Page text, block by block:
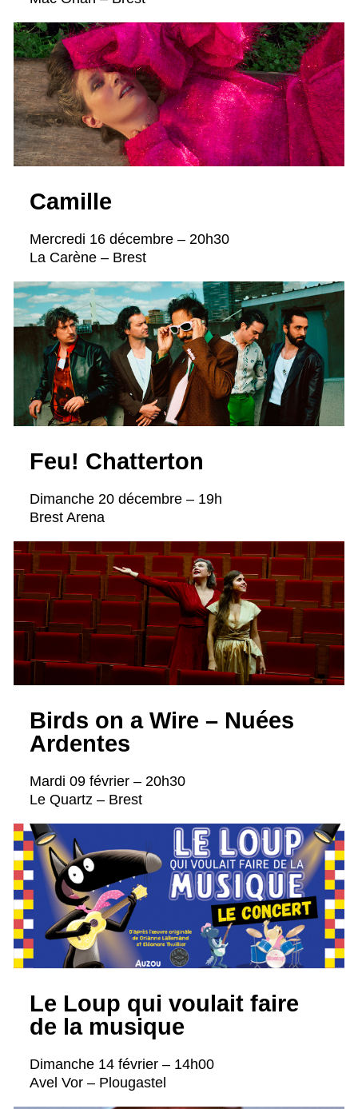
Camille
Mercredi 16 décembre – 20h30
La Carène – Brest
Feu! Chatterton
Dimanche 20 décembre – 19h
Brest Arena
Birds on a Wire – Nuées
Ardentes
Mardi 09 février – 20h30
Le Quartz – Brest
Le Loup qui voulait faire
de la musique
Dimanche 14 février – 14h00
Avel Vor – Plougastel